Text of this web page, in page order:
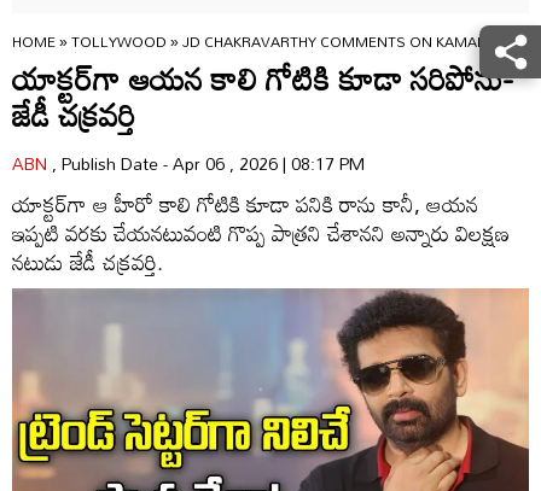
HOME»TOLLYWOOD»JD CHAKRAVARTHY COMMENTS ON KAMAL
యాక్టర్‌గా ఆయన కాలి గోటికి కూడా సరిపోను-
జేడీ చక్రవర్తి
ABN, Publish Date - Apr 06 , 2026 | 08:17 PM
యాక్టర్‌గా ఆ హీరో కాలి గోటికి కూడా పనికి రాను కానీ, ఆయన
ఇప్పటి వరకు చేయనటువంటి గొప్ప పాత్రని చేశానని అన్నారు విలక్షణ
నటుడు జేడీ చక్రవర్తి.